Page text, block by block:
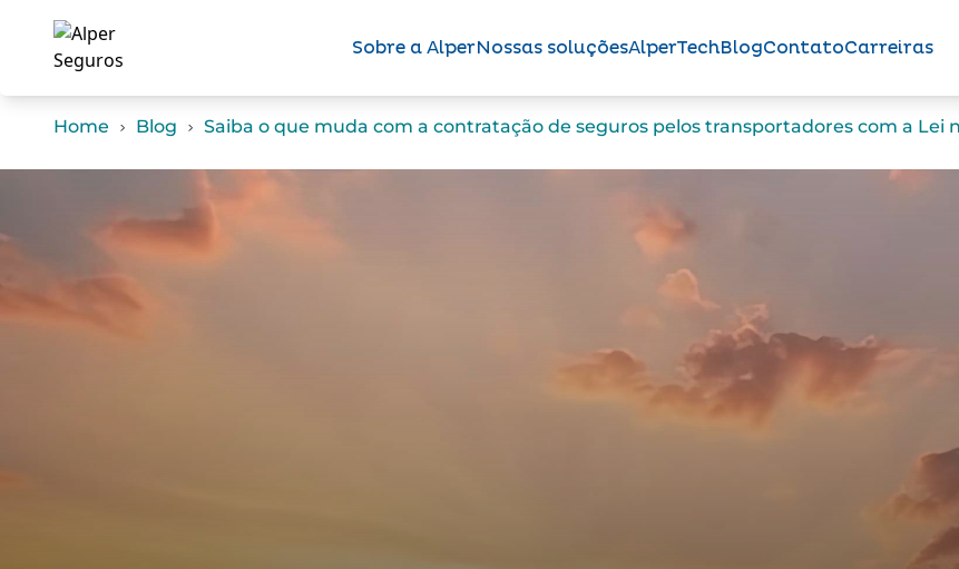
Sobre a AlperNossas soluçõesAlperTechBlogContatoCarreiras
Home Blog Saiba o que muda com a contratação de seguros pelos transportadores com a Lei